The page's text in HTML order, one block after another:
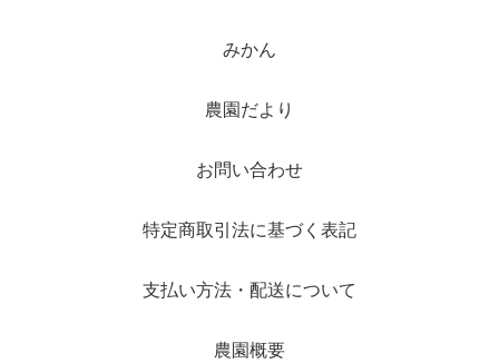
みかん
農園だより
お問い合わせ
特定商取引法に基づく表記
支払い方法・配送について
農園概要